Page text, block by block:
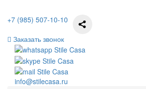
+7 (985) 507-10-10
Заказать звонок
info@stilecasa.ru